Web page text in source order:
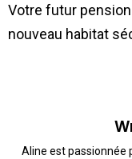
Votre futur
nouveau habitat
Aline est passionnée